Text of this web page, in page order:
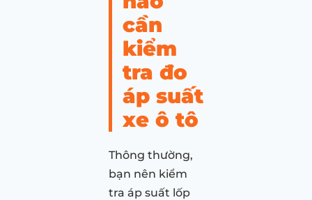
cần
kiểm
tra đo
áp suất
xe ô tô
Thông thường,
bạn nên kiểm
tra áp suất lốp